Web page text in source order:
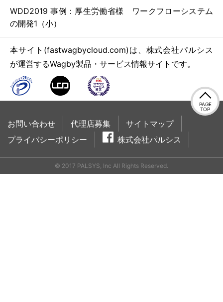
WDD2019 事例：厚生労働省様 ワークフローシステム
の開発1（小）
本サイト(fastwagbycloud.com)は、株式会社パルシス
が運営するWagby製品・サービス情報サイトです。
お問い合わせ 代理店募集
サイトマップ
プライバシーポリシー
株式会社パルシス
PAGE
TOP
© 2017 PALSYS, Inc All Rights Reserved.